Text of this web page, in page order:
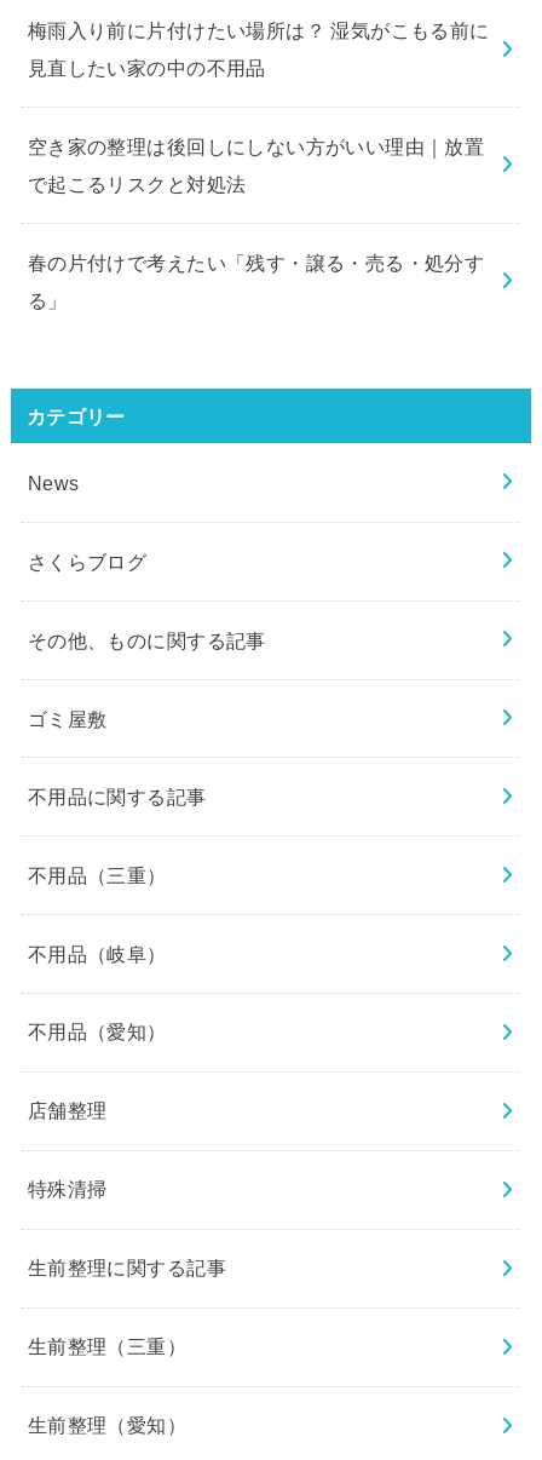
梅雨入り前に片付けたい場所は？ 湿気がこもる前に
見直したい家の中の不用品
空き家の整理は後回しにしない方がいい理由｜放置
で起こるリスクと対処法
春の片付けで考えたい「残す・譲る・売る・処分す
る」
カテゴリー
News
さくらブログ
その他、ものに関する記事
ゴミ屋敷
不用品に関する記事
不用品（三重）
不用品（岐阜）
不用品（愛知）
店舗整理
特殊清掃
生前整理に関する記事
生前整理（三重）
生前整理（愛知）